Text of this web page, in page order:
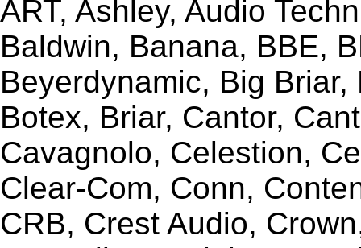
ART, Ashley, Audio
Baldwin, Banana, BBE,
Beyerdynamic, Big
Botex, Briar, Cantor,
Cavagnolo, Celestion,
Clear-Com, Conn,
CRB, Crest Audio,